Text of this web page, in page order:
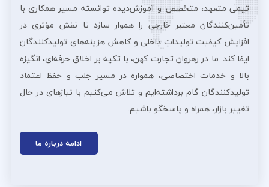
تیمی متعهد، متخصص و آموزش‌دیده توانسته مسیر همکاری با
تأمین‌کنندگان معتبر خارجی را هموار سازد تا نقش مؤثری در
افزایش کیفیت تولیدات داخلی و کاهش هزینه‌های تولیدکنندگان
ایفا کند. ما در رهروان تجارت کهن، با تکیه بر اخلاق حرفه‌ای، انگیزه
بالا و خدمات اختصاصی، همواره در مسیر جلب و حفظ اعتماد
تولیدکنندگان گام برداشته‌ایم و تلاش می‌کنیم با نیازهای در حال
تغییر بازار، همراه و پاسخگو باشیم.
ادامه درباره ما